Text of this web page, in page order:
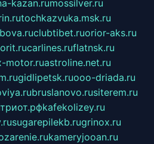
kazan.rumossilver.ru
tochkazvuka.msk.ru
clubtibet.ruorior-aks.ru
carlines.ruflatnsk.ru
motor.ruastroline.net.ru
gidlipetsk.ruooo-driada.ru
bruslanovo.rusiterem.ru
kafekolizey.ru
sugarepilekb.rugrinox.ru
kameryjooan.ru